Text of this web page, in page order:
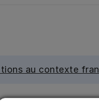
au contexte
Ce contenu est